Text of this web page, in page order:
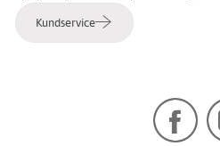
Kundservice